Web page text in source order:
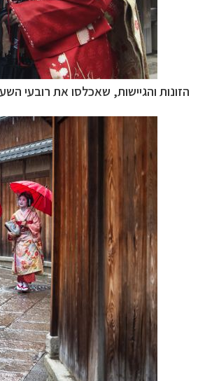
הזונות והגיישות, שאכלסו את רובעי
מסלולים מוכנים ב-11 יעדים
לחצו לבחירת
מעטפת לוגיסטית מלאה: מלונות, רכב ופעילויות
מערכת ניווט חכמה וליווי לאורך כל הדרך–